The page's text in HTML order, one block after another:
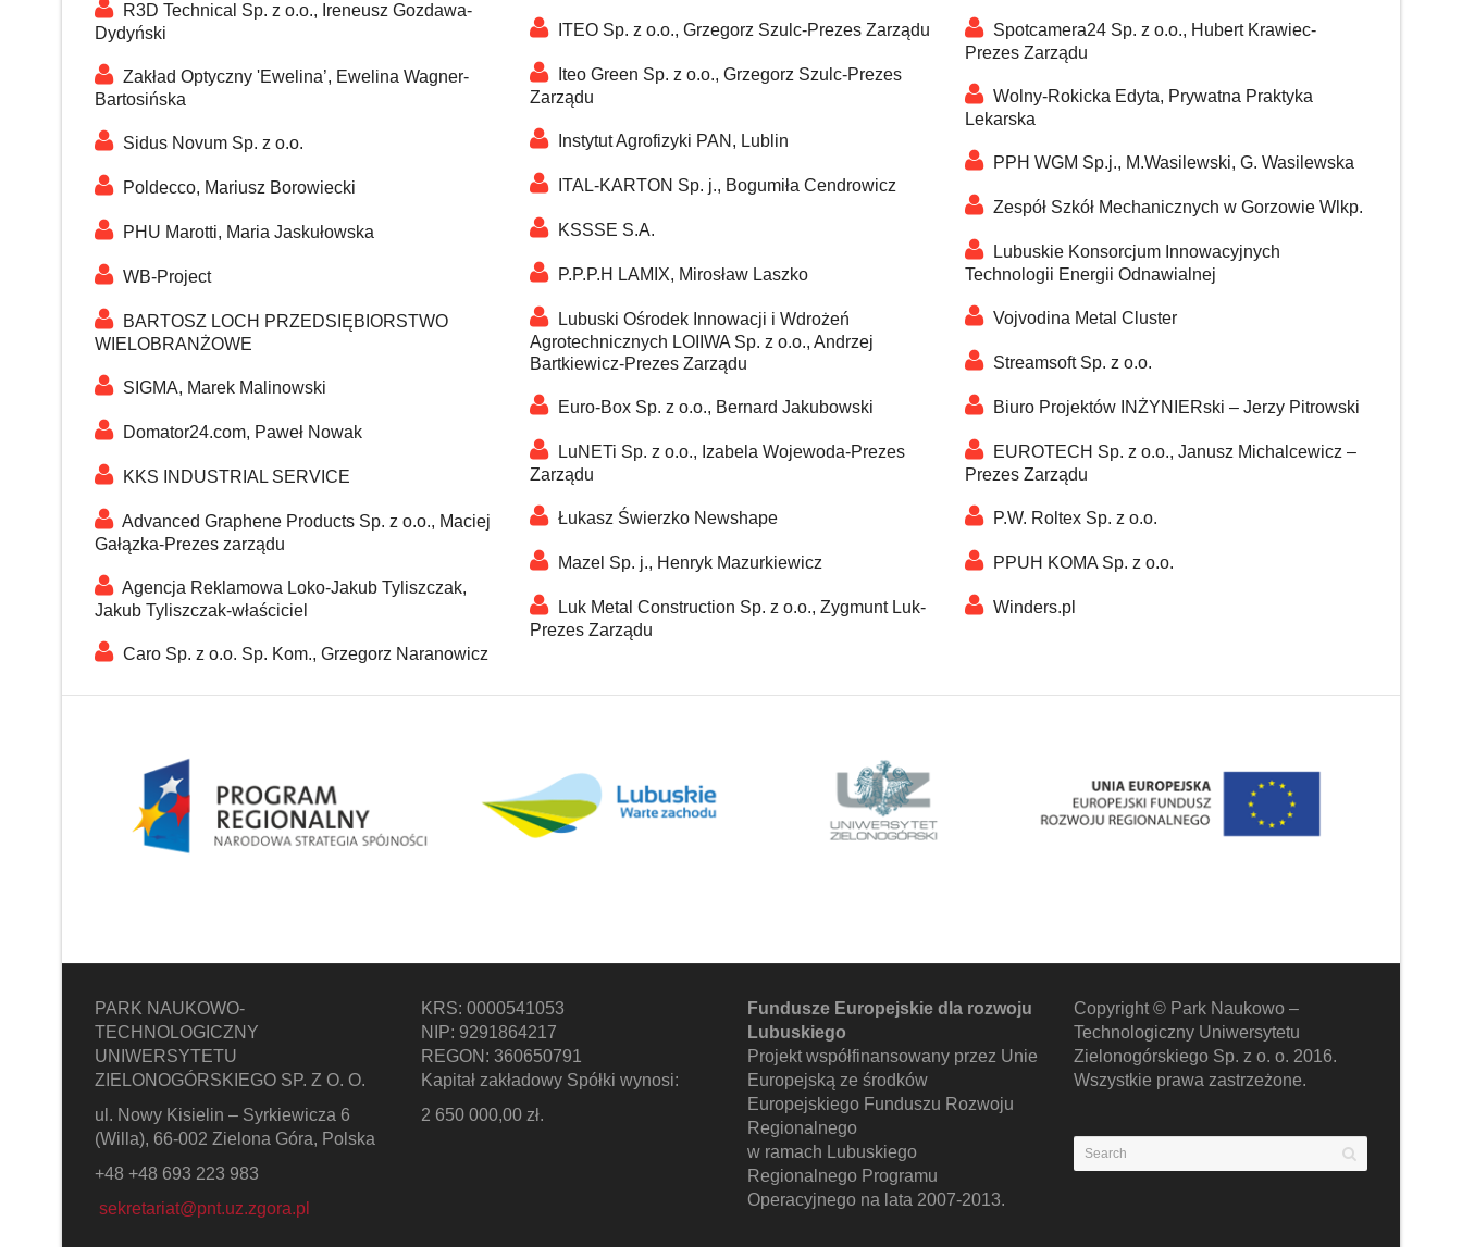
R3D Technical Sp. z o.o., Ireneusz Gozdawa-
Dydyński
Zakład Optyczny 'Ewelina’, Ewelina Wagner-
Bartosińska
Sidus Novum Sp. z o.o.
Poldecco, Mariusz Borowiecki
PHU Marotti, Maria Jaskułowska
WB-Project
BARTOSZ LOCH PRZEDSIĘBIORSTWO
WIELOBRANŻOWE
SIGMA, Marek Malinowski
Domator24.com, Paweł Nowak
KKS INDUSTRIAL SERVICE
Advanced Graphene Products Sp. z o.o., Maciej
Gałązka-Prezes zarządu
Agencja Reklamowa Loko-Jakub Tyliszczak,
Jakub Tyliszczak-właściciel
Caro Sp. z o.o. Sp. Kom., Grzegorz Naranowicz
ITEO Sp. z o.o., Grzegorz Szulc-Prezes Zarządu
Iteo Green Sp. z o.o., Grzegorz Szulc-Prezes
Zarządu
Instytut Agrofizyki PAN, Lublin
ITAL-KARTON Sp. j., Bogumiła Cendrowicz
KSSSE S.A.
P.P.P.H LAMIX, Mirosław Laszko
Lubuski Ośrodek Innowacji i Wdrożeń
Agrotechnicznych LOIIWA Sp. z o.o., Andrzej
Bartkiewicz-Prezes Zarządu
Euro-Box Sp. z o.o., Bernard Jakubowski
LuNETi Sp. z o.o., Izabela Wojewoda-Prezes
Zarządu
Łukasz Świerzko Newshape
Mazel Sp. j., Henryk Mazurkiewicz
Luk Metal Construction Sp. z o.o., Zygmunt Luk-
Prezes Zarządu
Spotcamera24 Sp. z o.o., Hubert Krawiec-
Prezes Zarządu
Wolny-Rokicka Edyta, Prywatna Praktyka
Lekarska
PPH WGM Sp.j., M.Wasilewski, G. Wasilewska
Zespół Szkół Mechanicznych w Gorzowie Wlkp.
Lubuskie Konsorcjum Innowacyjnych
Technologii Energii Odnawialnej
Vojvodina Metal Cluster
Streamsoft Sp. z o.o.
Biuro Projektów INŻYNIERski – Jerzy Pitrowski
EUROTECH Sp. z o.o., Janusz Michalcewicz –
Prezes Zarządu
P.W. Roltex Sp. z o.o.
PPUH KOMA Sp. z o.o.
Winders.pl
PARK NAUKOWO-
TECHNOLOGICZNY
UNIWERSYTETU
ZIELONOGÓRSKIEGO SP. Z O. O.
ul. Nowy Kisielin – Syrkiewicza 6
(Willa), 66-002 Zielona Góra, Polska
+48 +48 693 223 983
sekretariat@pnt.uz.zgora.pl
KRS: 0000541053
NIP: 9291864217
REGON: 360650791
Kapitał zakładowy Spółki wynosi:
2 650 000,00 zł.
Fundusze Europejskie dla rozwoju
Lubuskiego
Projekt współfinansowany przez Unie
Europejską ze środków
Europejskiego Funduszu Rozwoju
Regionalnego
w ramach Lubuskiego
Regionalnego Programu
Operacyjnego na lata 2007-2013.
Copyright © Park Naukowo –
Technologiczny Uniwersytetu
Zielonogórskiego Sp. z o. o. 2016.
Wszystkie prawa zastrzeżone.